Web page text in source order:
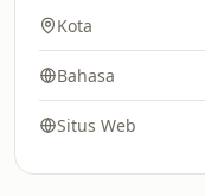
Kota
Bahasa
Situs Web